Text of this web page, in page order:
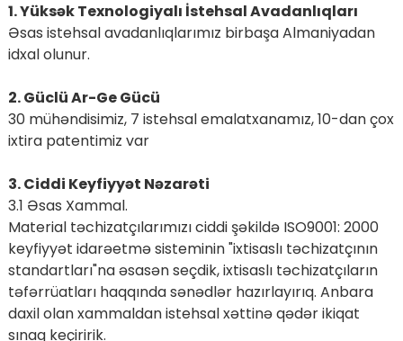
1. Yüksək Texnologiyalı İstehsal Avadanlıqları
Əsas istehsal avadanlıqlarımız birbaşa Almaniyadan
idxal olunur.
2. Güclü Ar-Ge Gücü
30 mühəndisimiz, 7 istehsal emalatxanamız, 10-dan çox
ixtira patentimiz var
3. Ciddi Keyfiyyət Nəzarəti
3.1 Əsas Xammal.
Material təchizatçılarımızı ciddi şəkildə ISO9001: 2000
keyfiyyət idarəetmə sisteminin "ixtisaslı təchizatçının
standartları"na əsasən seçdik, ixtisaslı təchizatçıların
təfərrüatları haqqında sənədlər hazırlayırıq. Anbara
daxil olan xammaldan istehsal xəttinə qədər ikiqat
sınaq keçiririk.